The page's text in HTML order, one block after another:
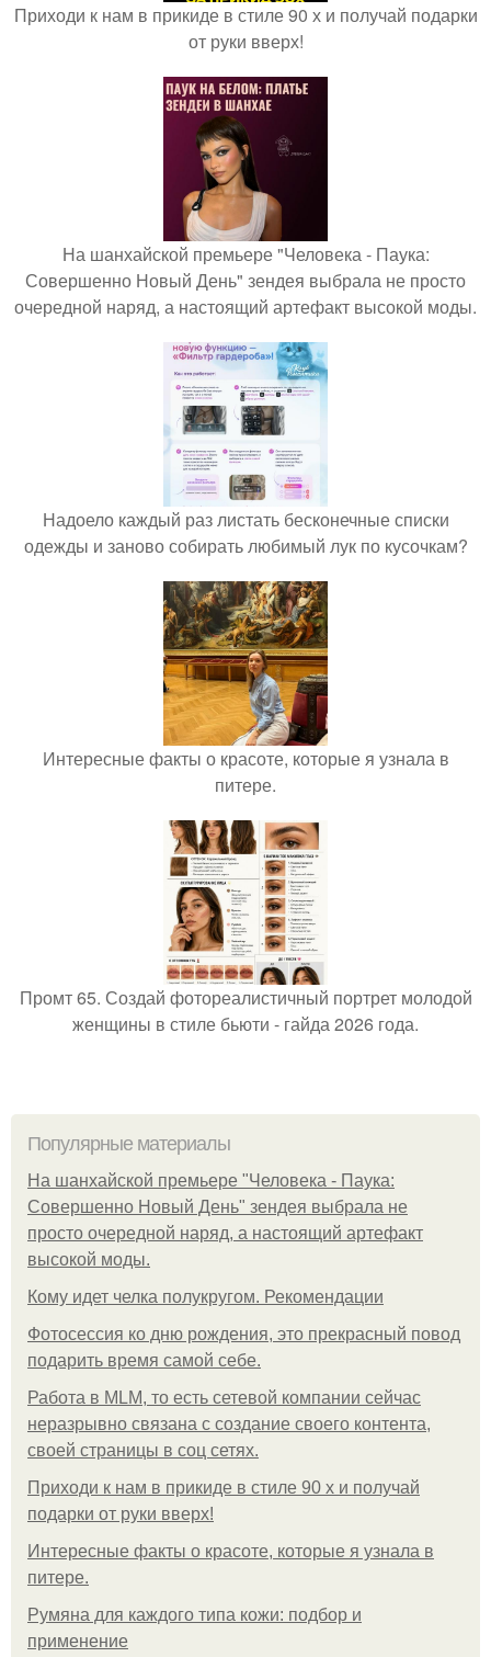
Приходи к нам в прикиде в стиле 90 х и получай подарки
от руки вверх!
На шанхайской премьере "Человека - Паука:
Совершенно Новый День" зендея выбрала не просто
очередной наряд, а настоящий артефакт высокой моды.
Надоело каждый раз листать бесконечные списки
одежды и заново собирать любимый лук по кусочкам?
Интересные факты о красоте, которые я узнала в
питере.
Промт 65. Создай фотореалистичный портрет молодой
женщины в стиле бьюти - гайда 2026 года.
Популярные материалы
На шанхайской премьере "Человека - Паука:
Совершенно Новый День" зендея выбрала не
просто очередной наряд, а настоящий артефакт
высокой моды.
Кому идет челка полукругом. Рекомендации
Фотосессия ко дню рождения, это прекрасный повод
подарить время самой себе.
Работа в MLM, то есть сетевой компании сейчас
неразрывно связана с создание своего контента,
своей страницы в соц сетях.
Приходи к нам в прикиде в стиле 90 х и получай
подарки от руки вверх!
Интересные факты о красоте, которые я узнала в
питере.
Румяна для каждого типа кожи: подбор и
применение